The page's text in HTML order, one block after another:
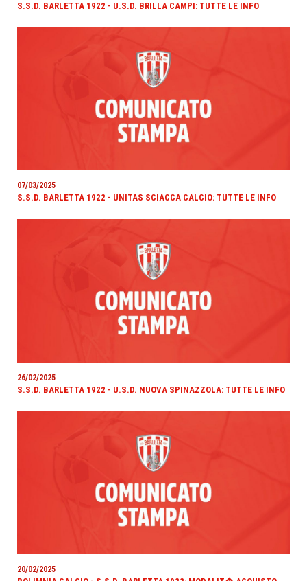
S.S.D. BARLETTA 1922 - U.S.D. BRILLA CAMPI: TUTTE LE INFO
07/03/2025
S.S.D. BARLETTA 1922 - UNITAS SCIACCA CALCIO: TUTTE LE INFO
26/02/2025
S.S.D. BARLETTA 1922 - U.S.D. NUOVA SPINAZZOLA: TUTTE LE INFO
20/02/2025